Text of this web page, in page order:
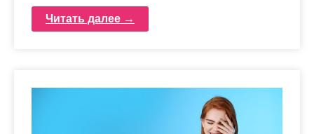
Читать далее →